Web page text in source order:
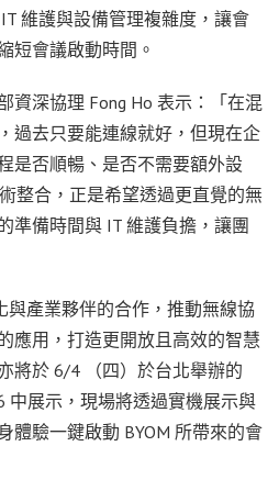
維護與設備管理複雜度，讓會
短會議啟動時間。
資深協理 Fong Ho 表示：「在混
過去只要能連線就好，但現在企
是否順暢、是否不需要額外設
整合，正是希望透過更直覺的無
準備時間與 IT 維護負擔，讓團
與產業夥伴的合作，推動無線協
應用，打造更開放且高效的智慧
將於 6/4 （四）於台北舉辦的
中展示，現場將透過實機展示與
體驗一鍵啟動 BYOM 所帶來的會